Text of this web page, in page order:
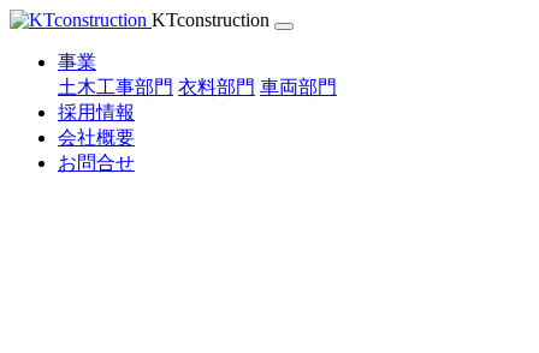
Skip
content
KTconstruction
事業
土木工事部門 衣料部門 車両部門
採用情報
会社概要
お問合せ